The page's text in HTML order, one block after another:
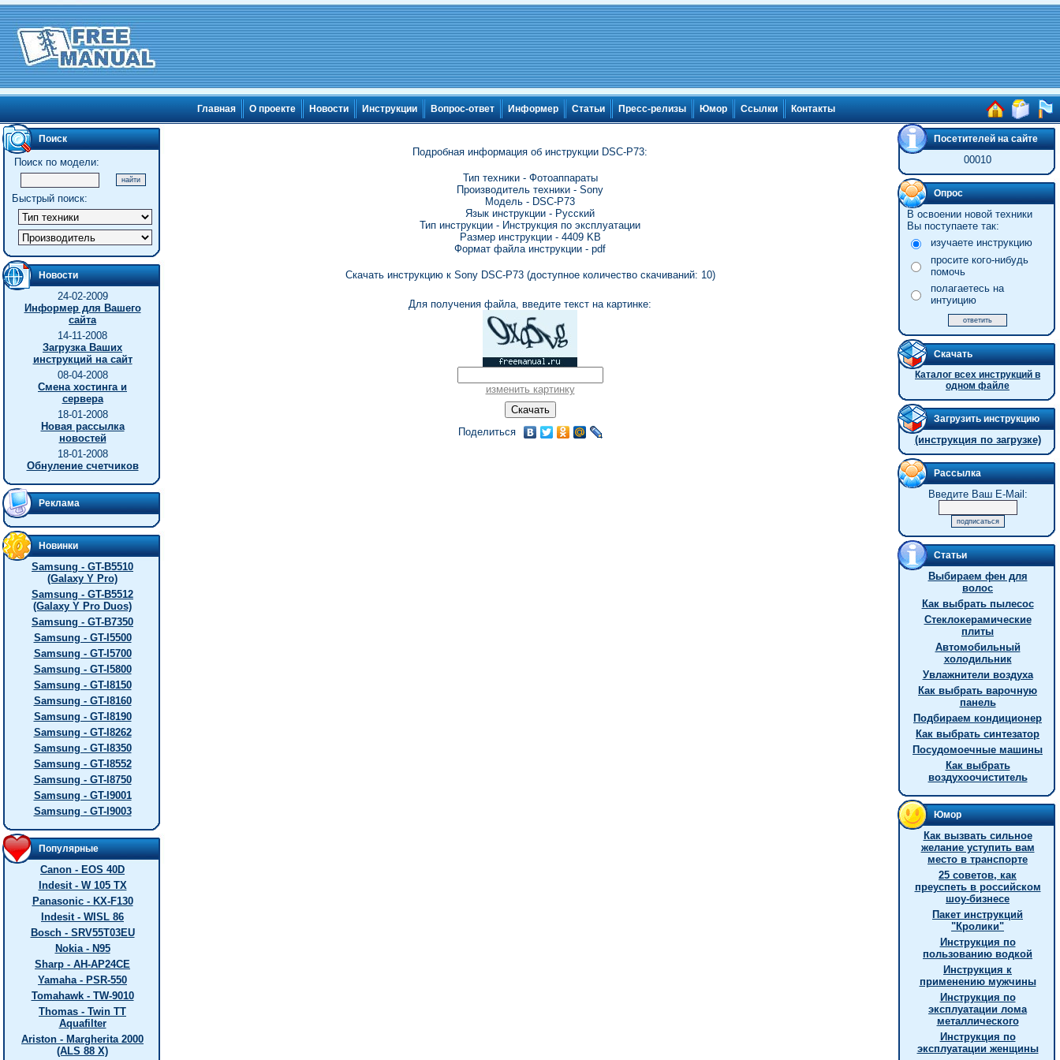
Главная О проекте Новости Инструкции Вопрос-ответ Информер Статьи Пресс-релизы Юмор Ссылки Контакты
Поиск
Поиск по модели:
Быстрый поиск:
Новости
24-02-2009
Информер для Вашего
сайта
14-11-2008
Загрузка Ваших
инструкций на сайт
08-04-2008
Смена хостинга и
сервера
18-01-2008
Новая рассылка
новостей
18-01-2008
Обнуление счетчиков
Реклама
Новинки
Samsung - GT-B5510
(Galaxy Y Pro)
Samsung - GT-B5512
(Galaxy Y Pro Duos)
Samsung - GT-B7350
Samsung - GT-I5500
Samsung - GT-I5700
Samsung - GT-I5800
Samsung - GT-I8150
Samsung - GT-I8160
Samsung - GT-I8190
Samsung - GT-I8262
Samsung - GT-I8350
Samsung - GT-I8552
Samsung - GT-I8750
Samsung - GT-I9001
Samsung - GT-I9003
Популярные
Canon - EOS 40D
Indesit - W 105 TX
Panasonic - KX-F130
Indesit - WISL 86
Bosch - SRV55T03EU
Nokia - N95
Sharp - AH-AP24CE
Yamaha - PSR-550
Tomahawk - TW-9010
Thomas - Twin TT
Aquafilter
Ariston - Margherita 2000
(ALS 88 X)
Подробная информация об инструкции DSC-P73:
Тип техники - Фотоаппараты
Производитель техники - Sony
Модель - DSC-P73
Язык инструкции - Русский
Тип инструкции - Инструкция по эксплуатации
Размер инструкции - 4409 KB
Формат файла инструкции - pdf
Скачать инструкцию к Sony DSC-P73 (доступное количество скачиваний: 10)
Для получения файла, введите текст на картинке:
изменить картинку
Поделиться
Посетителей на сайте
00010
Опрос
В освоении новой техники
Вы поступаете так:
изучаете инструкцию
просите кого-нибудь
помочь
полагаетесь на
интуицию
Скачать
Каталог всех инструкций в
одном файле
Загрузить инструкцию
(инструкция по загрузке)
Рассылка
Введите Ваш E-Mail:
Статьи
Выбираем фен для
волос
Как выбрать пылесос
Стеклокерамические
плиты
Автомобильный
холодильник
Увлажнители воздуха
Как выбрать варочную
панель
Подбираем кондиционер
Как выбрать синтезатор
Посудомоечные машины
Как выбрать
воздухоочиститель
Юмор
Как вызвать сильное
желание уступить вам
место в транспорте
25 советов, как
преуспеть в российском
шоу-бизнесе
Пакет инструкций
"Кролики"
Инструкция по
пользованию водкой
Инструкция к
применению мужчины
Инструкция по
эксплуатации лома
металлического
Инструкция по
эксплуатации женщины